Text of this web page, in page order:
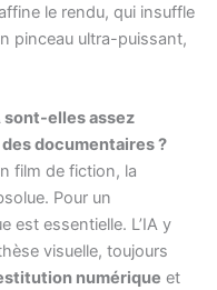
le rendu, qui insuffle
pinceau ultra-puissant,
sont-elles assez
documentaires ?
film de fiction, la
Pour un
est essentielle. L’IA y
visuelle, toujours
numérique et